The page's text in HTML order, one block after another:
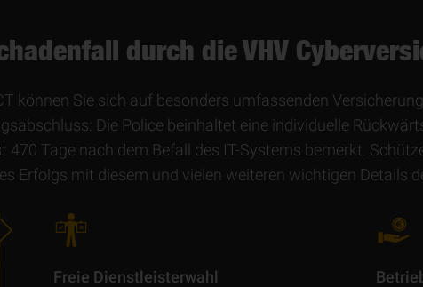
durch die VHV
können Sie sich auf besonders umfassenden
Die Police beinhaltet eine individuelle
Tage nach dem Befall des IT-Systems bemerkt.
Erfolgs mit diesem und vielen weiteren wichtigen Details
Freie Dienstleisterwahl